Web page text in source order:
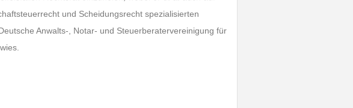
und Scheidungsrecht spezialisierten
Anwalts‑, Notar- und Steuerberatervereinigung für